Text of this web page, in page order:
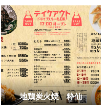
地鶏炭火焼 粋仙